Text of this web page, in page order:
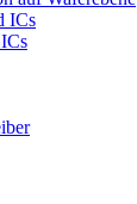
ICs